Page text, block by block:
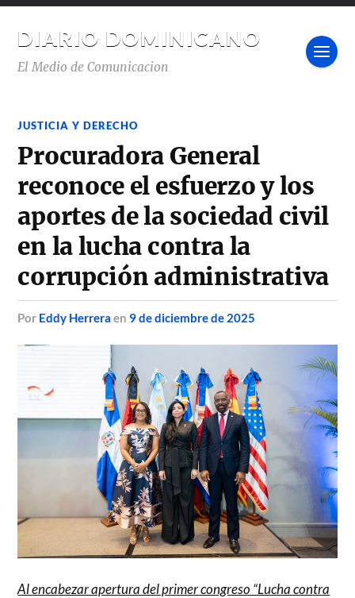
DIARIO DOMINICANO
El Medio de Comunicacion
JUSTICIA Y DERECHO
Procuradora General
reconoce el esfuerzo y los
aportes de la sociedad civil
en la lucha contra la
corrupción administrativa
por Eddy Herrera en 9 de diciembre de 2025
Al encabezar apertura del primer congreso “Lucha contra